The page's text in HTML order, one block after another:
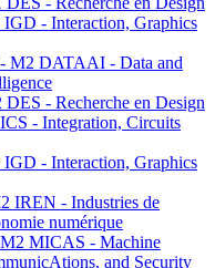
- Interaction, Graphics
M2 DATAAI - Data and
- Recherche en Design
- Integration, Circuits
- Interaction, Graphics
IREN - Industries de
numérique
MICAS - Machine
and Security